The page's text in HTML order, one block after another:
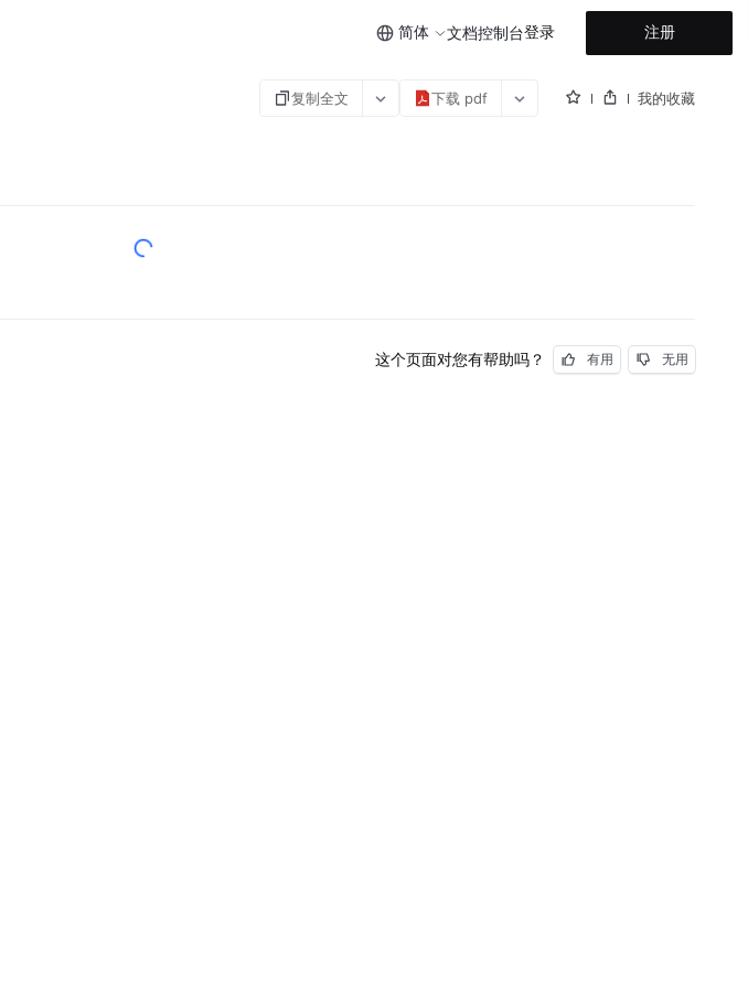
简体 文档控制台登录 注册
复制全文 下载 pdf 我的收藏
这个页面对您有帮助吗？ 有用 无用